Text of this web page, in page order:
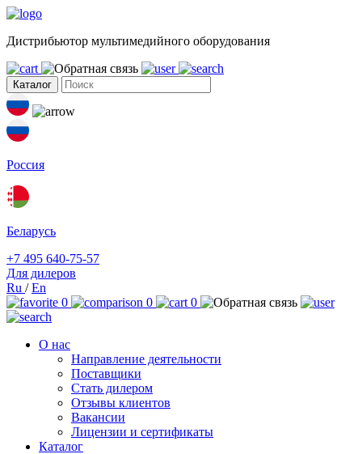
Дистрибьютор мультимедийного оборудования
Каталог
Россия
Беларусь
+7 495 640-75-57
Для дилеров
Ru /En
0
0 0
О нас
Направление деятельности
Поставщики
Стать дилером
Отзывы клиентов
Вакансии
Лицензии и сертификаты
Каталог